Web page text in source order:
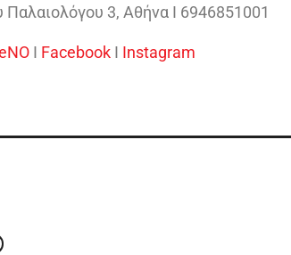
Παλαιολόγου 3, Αθήνα Ι 6946851001
I Facebook I Instagram